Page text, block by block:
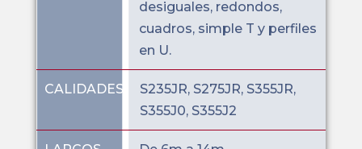
desiguales, redondos,
cuadros, simple T y perfiles
en U.
CALIDADES
S235JR, S275JR, S355JR,
S355J0, S355J2